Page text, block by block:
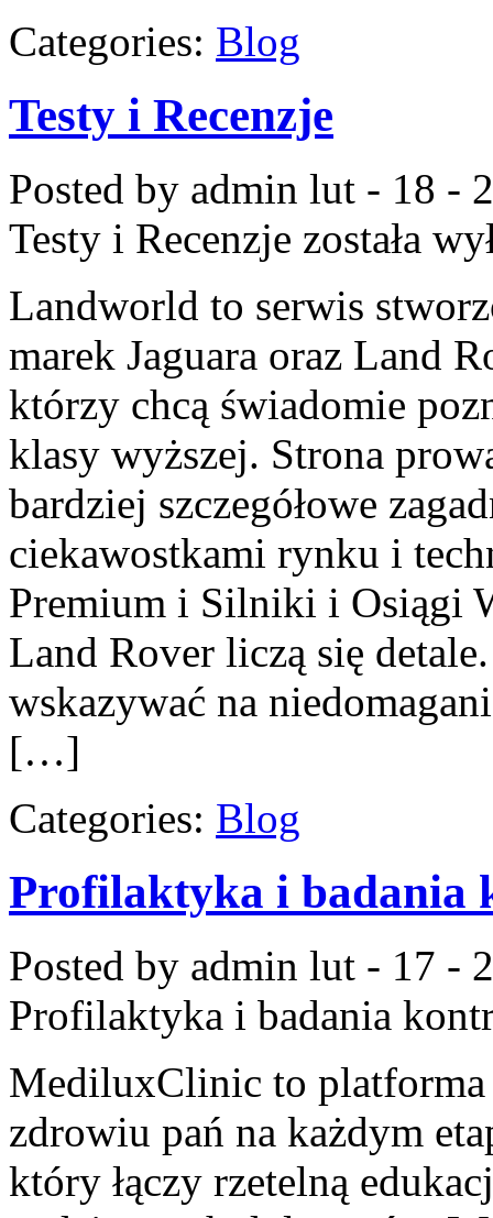
Categories: Blog
Testy i Recenzje
Posted by admin lut - 18 -
Testy i Recenzje została
Landworld to serwis
marek Jaguara oraz Land
którzy chcą świadomie
klasy wyższej. Strona
bardziej szczegółowe
ciekawostkami rynku i
Premium i Silniki i Osiągi
Land Rover liczą się
wskazywać na
[…]
Categories: Blog
Profilaktyka i badania
Posted by admin lut - 17 -
Profilaktyka i badania
MediluxClinic to platforma
zdrowiu pań na każdym
który łączy rzetelną